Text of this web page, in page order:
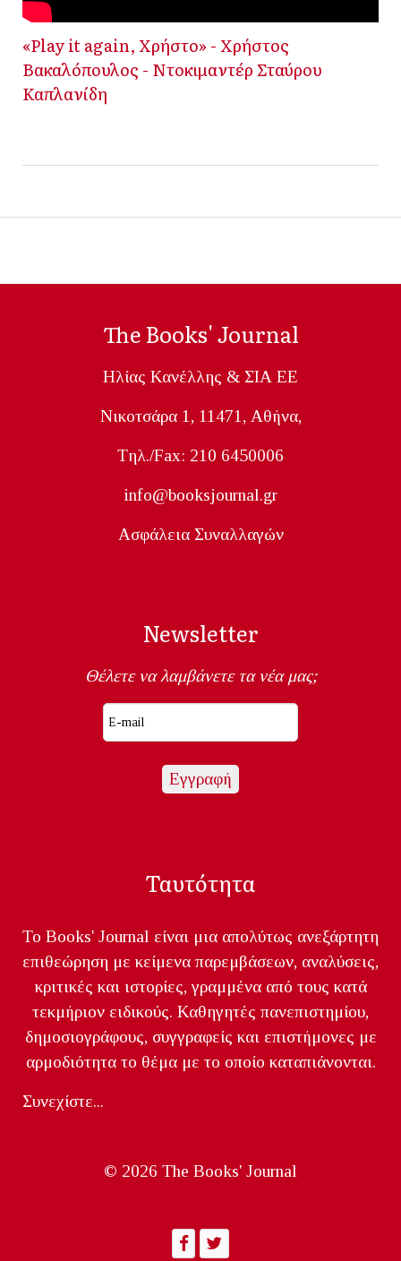
«Play it again, Χρήστο» - Χρήστος
Βακαλόπουλος - Ντοκιμαντέρ Σταύρου
Καπλανίδη
The Books' Journal
Ηλίας Κανέλλης & ΣΙΑ ΕΕ
Nικοτσάρα 1, 11471, Aθήνα,
Tηλ./Fax: 210 6450006
info@booksjournal.gr
Ασφάλεια Συναλλαγών
Newsletter
Θέλετε να λαμβάνετε τα νέα μας;
Ταυτότητα
Το Books' Journal είναι μια απολύτως ανεξάρτητη
επιθεώρηση με κείμενα παρεμβάσεων, αναλύσεις,
κριτικές και ιστορίες, γραμμένα από τους κατά
τεκμήριον ειδικούς. Καθηγητές πανεπιστημίου,
δημοσιογράφους, συγγραφείς και επιστήμονες με
αρμοδιότητα το θέμα με το οποίο καταπιάνονται.
Συνεχίστε...
© 2026 The Books' Journal